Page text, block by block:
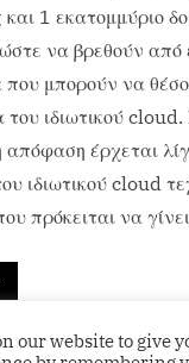
1 εκατομμύριο
να βρεθούν από
που μπορούν να
ιδιωτικού
απόφαση έρχεται
ιδιωτικού cloud
πρόκειται να
our website to give